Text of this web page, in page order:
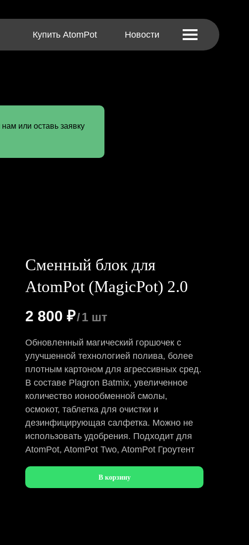
Купить AtomPot Новости
нам или оставь заявку
Сменный блок для
AtomPot (MagicPot) 2.0
2 800 ₽/1 шт
Обновленный магический горшочек с
улучшенной технологией полива, более
плотным картоном для агрессивных сред.
В составе Plagron Batmix, увеличенное
количество ионообменной смолы,
осмокот, таблетка для очистки и
дезинфицирующая салфетка. Можно не
использовать удобрения. Подходит для
AtomPot, AtomPot Two, AtomPot Гроутент
В корзину